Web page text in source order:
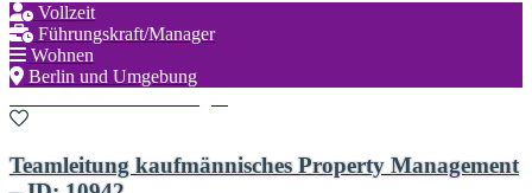
Vollzeit
Führungskraft/Manager
Wohnen
Berlin und Umgebung
Teamleitung kaufmännisches Property Management